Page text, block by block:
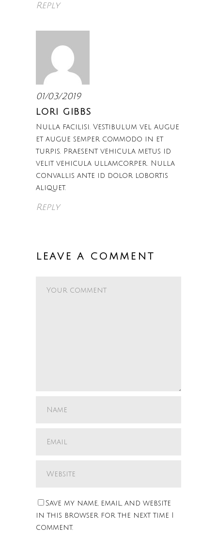
Reply
01/03/2019
LORI GIBBS
Nulla facilisi. Vestibulum vel augue
et augue semper commodo in et
turpis. Praesent vehicula metus id
velit vehicula ullamcorper. Nulla
convallis ante id dolor lobortis
aliquet.
Reply
LEAVE A COMMENT
Save my name, email, and website
in this browser for the next time I
comment.